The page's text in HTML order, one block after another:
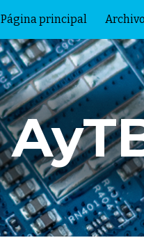
Skip to main content
Página principal